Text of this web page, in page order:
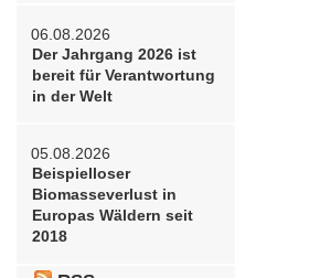
06.08.2026
Der Jahrgang 2026 ist
bereit für Verantwortung
in der Welt
05.08.2026
Beispielloser
Biomasseverlust in
Europas Wäldern seit
2018